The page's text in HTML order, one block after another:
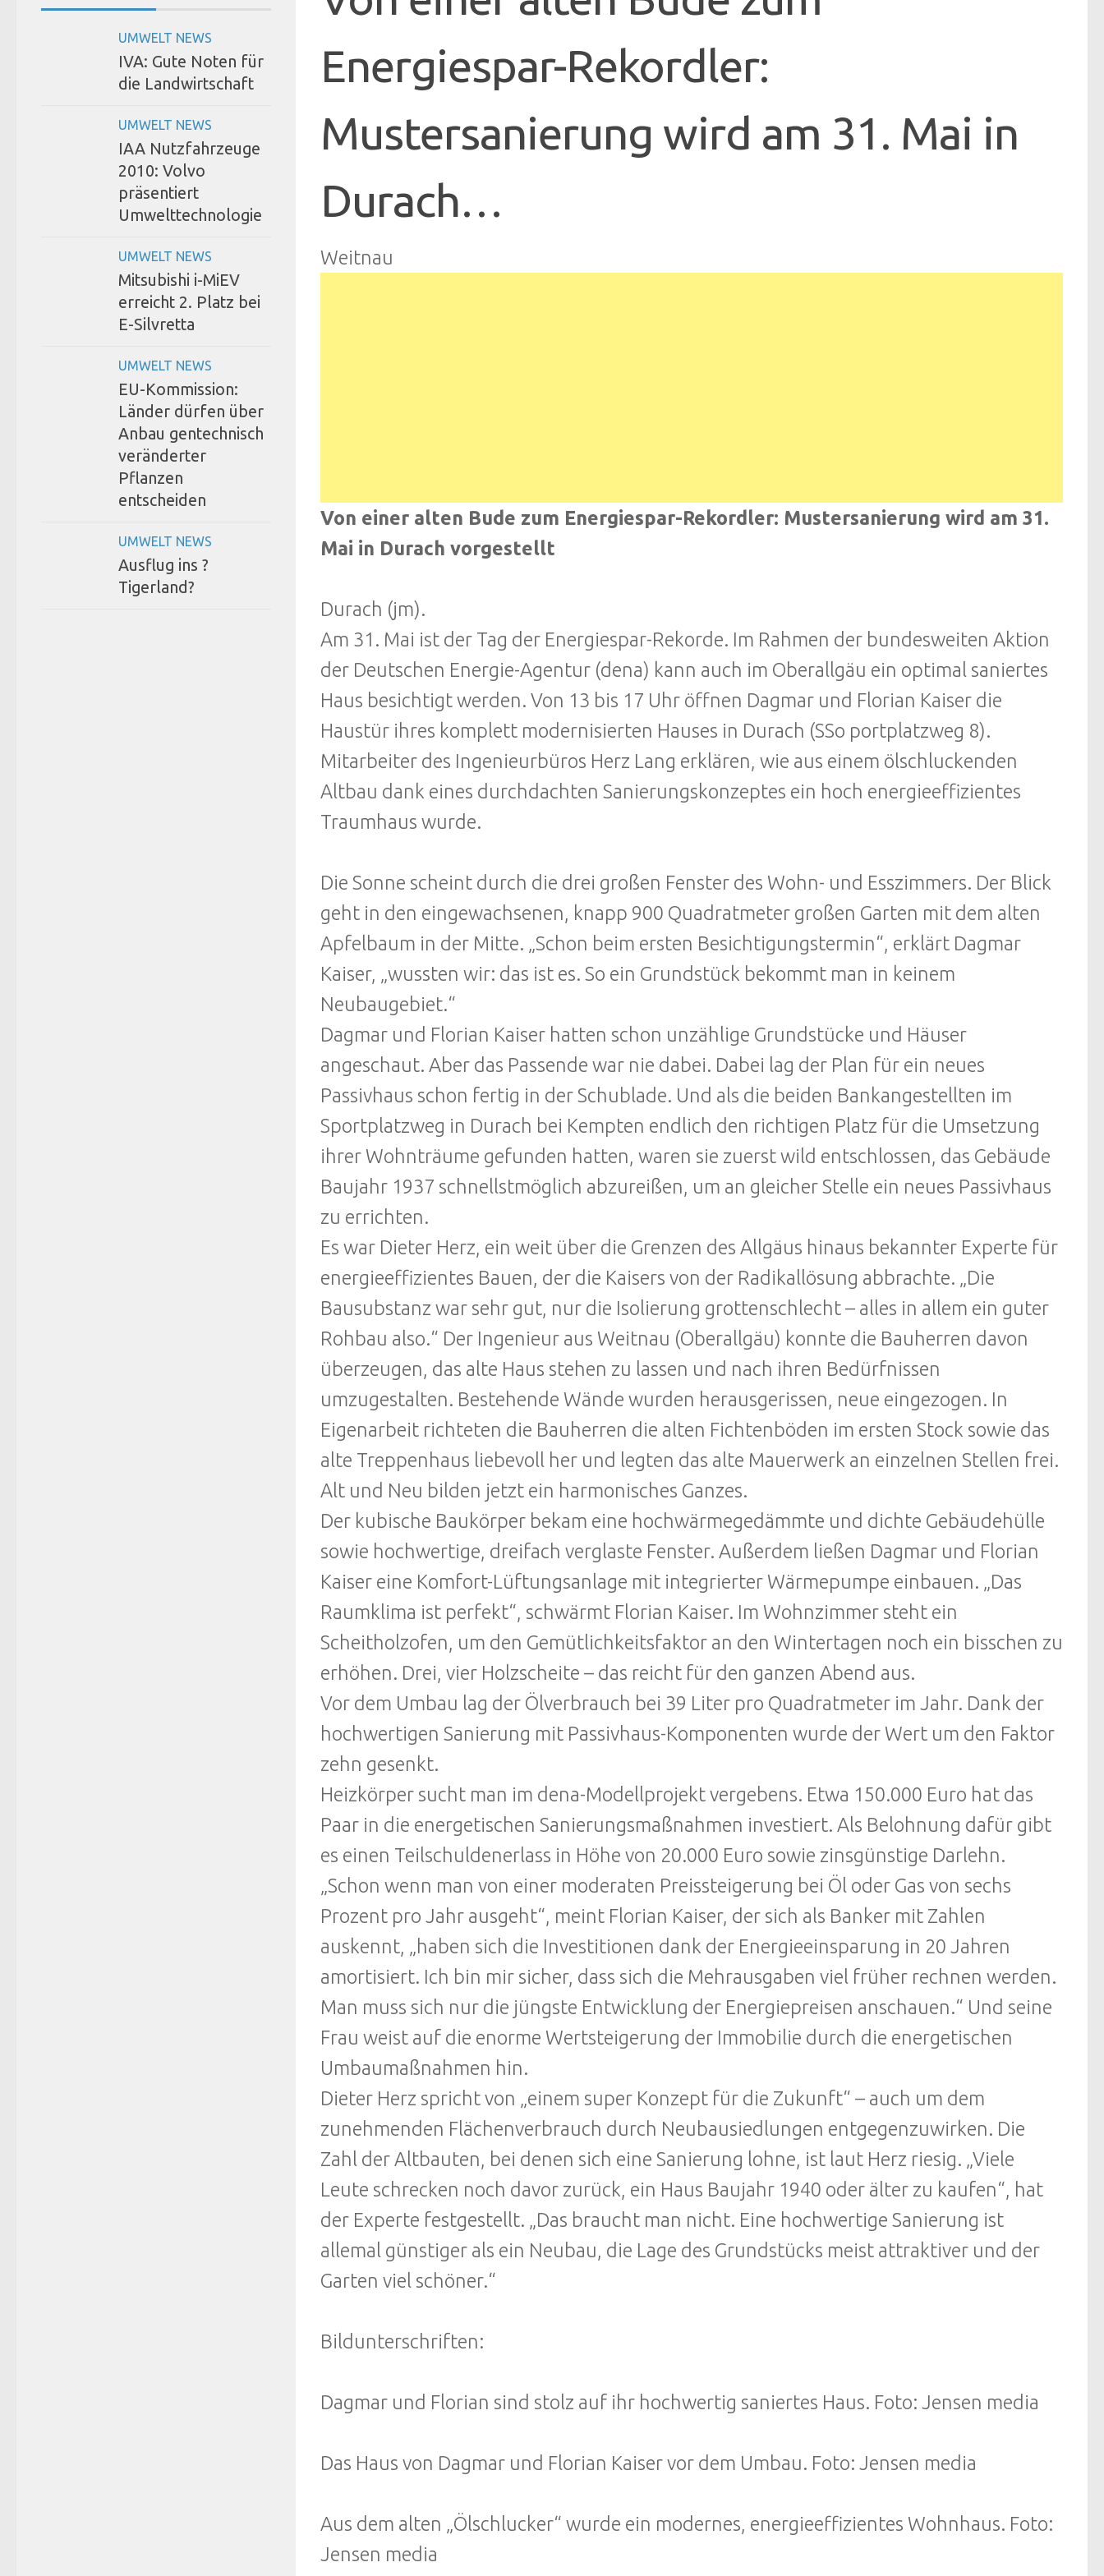
Energiespar-Rekordler:
Mustersanierung wird am 31. Mai in
Durach…
Weitnau
Von einer alten Bude zum Energiespar-Rekordler: Mustersanierung wird am 31.
Mai in Durach vorgestellt
Durach (jm).
Am 31. Mai ist der Tag der Energiespar-Rekorde. Im Rahmen der bundesweiten Aktion
der Deutschen Energie-Agentur (dena) kann auch im Oberallgäu ein optimal saniertes
Haus besichtigt werden. Von 13 bis 17 Uhr öffnen Dagmar und Florian Kaiser die
Haustür ihres komplett modernisierten Hauses in Durach (SSo portplatzweg 8).
Mitarbeiter des Ingenieurbüros Herz Lang erklären, wie aus einem ölschluckenden
Altbau dank eines durchdachten Sanierungskonzeptes ein hoch energieeffizientes
Traumhaus wurde.
Die Sonne scheint durch die drei großen Fenster des Wohn- und Esszimmers. Der Blick
geht in den eingewachsenen, knapp 900 Quadratmeter großen Garten mit dem alten
Apfelbaum in der Mitte. „Schon beim ersten Besichtigungstermin“, erklärt Dagmar
Kaiser, „wussten wir: das ist es. So ein Grundstück bekommt man in keinem
Neubaugebiet.“
Dagmar und Florian Kaiser hatten schon unzählige Grundstücke und Häuser
angeschaut. Aber das Passende war nie dabei. Dabei lag der Plan für ein neues
Passivhaus schon fertig in der Schublade. Und als die beiden Bankangestellten im
Sportplatzweg in Durach bei Kempten endlich den richtigen Platz für die Umsetzung
ihrer Wohnträume gefunden hatten, waren sie zuerst wild entschlossen, das Gebäude
Baujahr 1937 schnellstmöglich abzureißen, um an gleicher Stelle ein neues Passivhaus
zu errichten.
Es war Dieter Herz, ein weit über die Grenzen des Allgäus hinaus bekannter Experte für
energieeffizientes Bauen, der die Kaisers von der Radikallösung abbrachte. „Die
Bausubstanz war sehr gut, nur die Isolierung grottenschlecht – alles in allem ein guter
Rohbau also.“ Der Ingenieur aus Weitnau (Oberallgäu) konnte die Bauherren davon
überzeugen, das alte Haus stehen zu lassen und nach ihren Bedürfnissen
umzugestalten. Bestehende Wände wurden herausgerissen, neue eingezogen. In
Eigenarbeit richteten die Bauherren die alten Fichtenböden im ersten Stock sowie das
alte Treppenhaus liebevoll her und legten das alte Mauerwerk an einzelnen Stellen frei.
Alt und Neu bilden jetzt ein harmonisches Ganzes.
Der kubische Baukörper bekam eine hochwärmegedämmte und dichte Gebäudehülle
sowie hochwertige, dreifach verglaste Fenster. Außerdem ließen Dagmar und Florian
Kaiser eine Komfort-Lüftungsanlage mit integrierter Wärmepumpe einbauen. „Das
Raumklima ist perfekt“, schwärmt Florian Kaiser. Im Wohnzimmer steht ein
Scheitholzofen, um den Gemütlichkeitsfaktor an den Wintertagen noch ein bisschen zu
erhöhen. Drei, vier Holzscheite – das reicht für den ganzen Abend aus.
Vor dem Umbau lag der Ölverbrauch bei 39 Liter pro Quadratmeter im Jahr. Dank der
hochwertigen Sanierung mit Passivhaus-Komponenten wurde der Wert um den Faktor
zehn gesenkt.
Heizkörper sucht man im dena-Modellprojekt vergebens. Etwa 150.000 Euro hat das
Paar in die energetischen Sanierungsmaßnahmen investiert. Als Belohnung dafür gibt
es einen Teilschuldenerlass in Höhe von 20.000 Euro sowie zinsgünstige Darlehn.
„Schon wenn man von einer moderaten Preissteigerung bei Öl oder Gas von sechs
Prozent pro Jahr ausgeht“, meint Florian Kaiser, der sich als Banker mit Zahlen
auskennt, „haben sich die Investitionen dank der Energieeinsparung in 20 Jahren
amortisiert. Ich bin mir sicher, dass sich die Mehrausgaben viel früher rechnen werden.
Man muss sich nur die jüngste Entwicklung der Energiepreisen anschauen.“ Und seine
Frau weist auf die enorme Wertsteigerung der Immobilie durch die energetischen
Umbaumaßnahmen hin.
Dieter Herz spricht von „einem super Konzept für die Zukunft“ – auch um dem
zunehmenden Flächenverbrauch durch Neubausiedlungen entgegenzuwirken. Die
Zahl der Altbauten, bei denen sich eine Sanierung lohne, ist laut Herz riesig. „Viele
Leute schrecken noch davor zurück, ein Haus Baujahr 1940 oder älter zu kaufen“, hat
der Experte festgestellt. „Das braucht man nicht. Eine hochwertige Sanierung ist
allemal günstiger als ein Neubau, die Lage des Grundstücks meist attraktiver und der
Garten viel schöner.“
Bildunterschriften:
Dagmar und Florian sind stolz auf ihr hochwertig saniertes Haus. Foto: Jensen media
Das Haus von Dagmar und Florian Kaiser vor dem Umbau. Foto: Jensen media
Aus dem alten „Ölschlucker“ wurde ein modernes, energieeffizientes Wohnhaus. Foto:
Jensen media
UMWELT NEWS
IVA: Gute Noten für
die Landwirtschaft
UMWELT NEWS
IAA Nutzfahrzeuge
2010: Volvo
präsentiert
Umwelttechnologie
UMWELT NEWS
Mitsubishi i-MiEV
erreicht 2. Platz bei
E-Silvretta
UMWELT NEWS
EU-Kommission:
Länder dürfen über
Anbau gentechnisch
veränderter
Pflanzen
entscheiden
UMWELT NEWS
Ausflug ins ?
Tigerland?